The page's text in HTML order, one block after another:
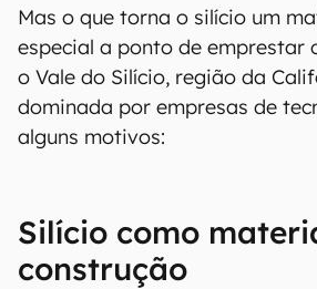
Mas o que torna o silício um
especial a ponto de emprestar
o Vale do Silício, região da
dominada por empresas de
alguns motivos:
Silício como
construção